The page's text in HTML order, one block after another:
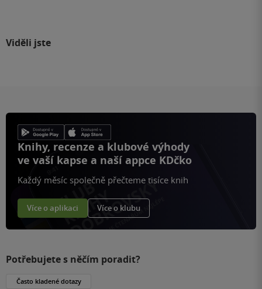
Viděli jste
Knihy, recenze a klubové výhody
ve vaší kapse a naší appce KDčko
Každý měsíc společně přečteme tisíce knih
Více o aplikaci Více o klubu
Potřebujete s něčím poradit?
Často kladené dotazy